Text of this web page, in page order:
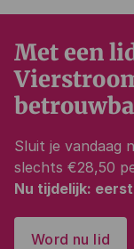
Met een
Sluit je vandaag
slechts €28,50
Nu tijdelijk:
Word nu lid